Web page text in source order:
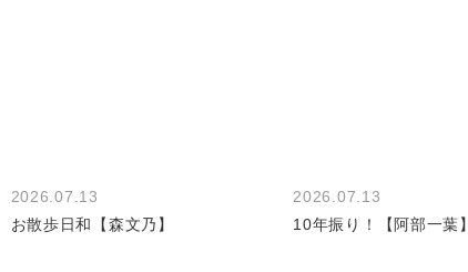
2026.07.13
お散歩日和【森文乃】
2026.07.13
10年振り！【阿部一葉】